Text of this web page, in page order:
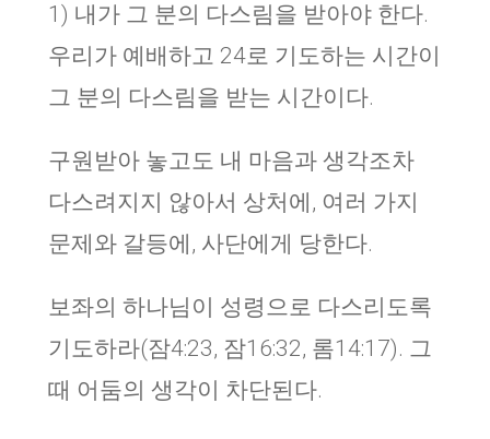
1) 내가 그 분의 다스림을 받아야 한다.
우리가 예배하고 24로 기도하는 시간이
그 분의 다스림을 받는 시간이다.
구원받아 놓고도 내 마음과 생각조차
다스려지지 않아서 상처에, 여러 가지
문제와 갈등에, 사단에게 당한다.
보좌의 하나님이 성령으로 다스리도록
기도하라(잠4:23, 잠16:32, 롬14:17). 그
때 어둠의 생각이 차단된다.